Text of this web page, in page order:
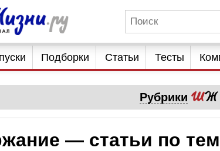
Подборки Статьи Тесты
Рубрики
— статьи по